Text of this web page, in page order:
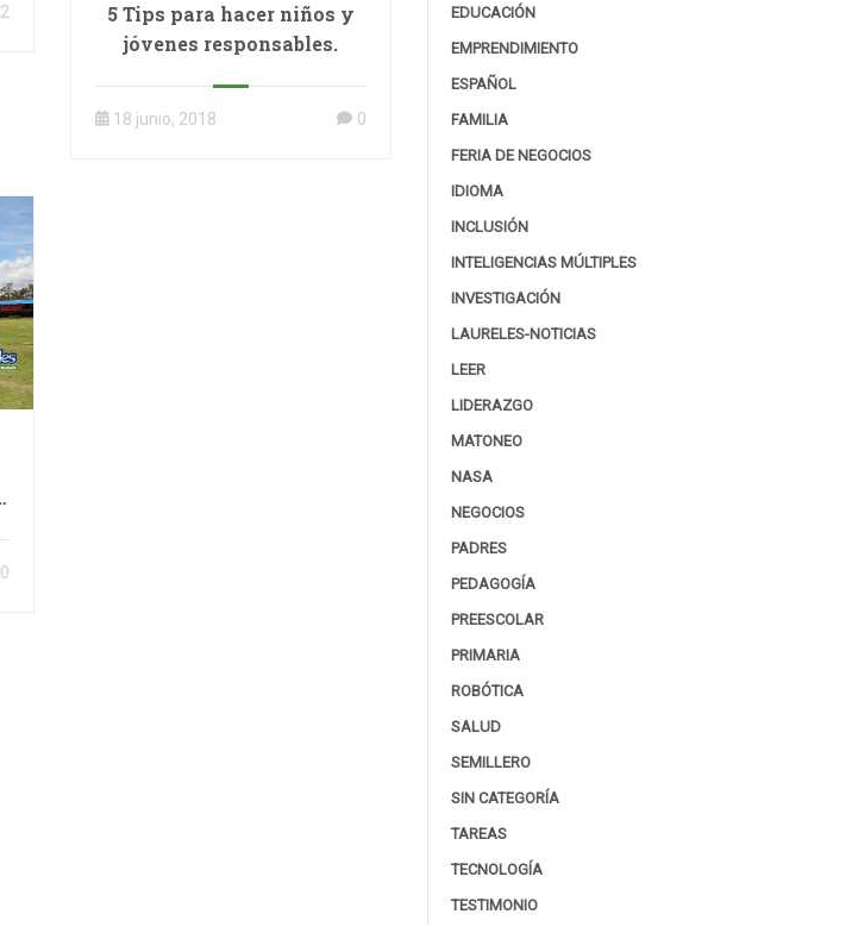
2
5 Tips para hacer niños y
jóvenes responsables.
18 junio, 2018 0
0
EDUCACIÓN
EMPRENDIMIENTO
ESPAÑOL
FAMILIA
FERIA DE NEGOCIOS
IDIOMA
INCLUSIÓN
INTELIGENCIAS MÚLTIPLES
INVESTIGACIÓN
LAURELES-NOTICIAS
LEER
LIDERAZGO
MATONEO
NASA
NEGOCIOS
PADRES
PEDAGOGÍA
PREESCOLAR
PRIMARIA
ROBÓTICA
SALUD
SEMILLERO
SIN CATEGORÍA
TAREAS
TECNOLOGÍA
TESTIMONIO